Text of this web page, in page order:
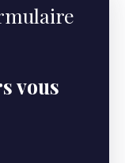
vous